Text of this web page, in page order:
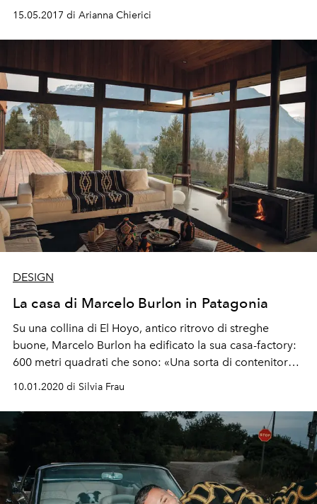
nuova collaborazione di Marelo Burlon x Kappa
15.05.2017 di Arianna Chierici
DESIGN
La casa di Marcelo Burlon in Patagonia
Su una collina di El Hoyo, antico ritrovo di streghe
buone, Marcelo Burlon ha edificato la sua casa-factory:
600 metri quadrati che sono: «Una sorta di contenitore
animato da tanti spazi di condivisione, per ospitare
10.01.2020 di Silvia Frau